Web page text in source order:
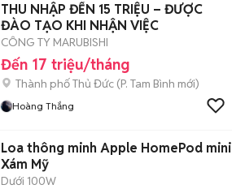
THU NHẬP ĐẾN 15 TRIỆU – ĐƯỢC
ĐÀO TẠO KHI NHẬN VIỆC
CÔNG TY MARUBISHI
Đến 17 triệu/tháng
Thành phố Thủ Đức (P. Tam Bình mới)
Hoàng Thắng
Loa thông minh Apple HomePod mini
Xám Mỹ
Dưới 100W